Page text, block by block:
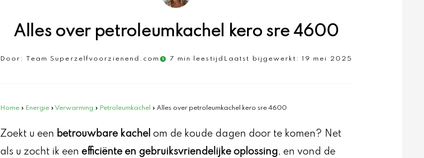
Alles over petroleumkachel kero sre 4600
Door: Team Superzelfvoorzienend.com 7 min leestijd Laatst bijgewerkt: 19 mei 2025
Home » Energie » Verwarming » Petroleumkachel » Alles over petroleumkachel kero sre 4600
Zoekt u een betrouwbare kachel om de koude dagen door te komen? Net
als u zocht ik een efficiënte en gebruiksvriendelijke oplossing, en vond de